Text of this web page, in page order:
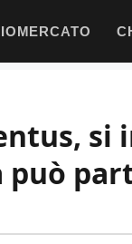
si
può